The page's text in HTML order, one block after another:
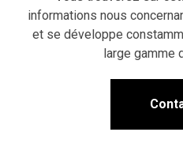
informations nous
et se développe
large gamme